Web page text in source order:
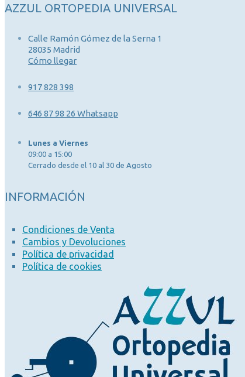
AZZUL ORTOPEDIA UNIVERSAL
Calle Ramón Gómez de la Serna 1
28035 Madrid
Cómo llegar
917 828 398
646 87 98 26 Whatsapp
Lunes a Viernes
09:00 a 15:00
Cerrado desde el 10 al 30 de Agosto
INFORMACIÓN
Condiciones de Venta
Cambios y Devoluciones
Política de privacidad
Política de cookies